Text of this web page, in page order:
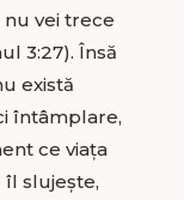
vei trece
3:27). Însă
există
întâmplare,
ce viaţa
îl slujeşte,